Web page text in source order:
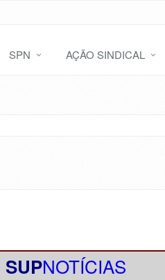
SPN AÇÃO SINDICAL
SUPNOTÍCIAS